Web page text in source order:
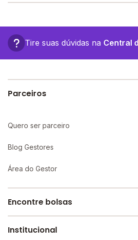
30 - Salvador - BA.
Tire suas dúvidas na Central
Parceiros
Quero ser parceiro
Blog Gestores
Área do Gestor
Encontre bolsas
Melhores escolas de São Paulo
Institucional